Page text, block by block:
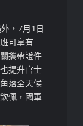
，7月1日
可享有
攜帶證件
提升官士
落全天候
佩，國軍